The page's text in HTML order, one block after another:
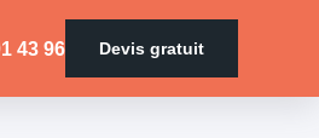
43 96 Devis gratuit